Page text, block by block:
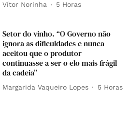
Vítor Norinha 5 Horas
Setor do vinho. “O Governo não
ignora as dificuldades e nunca
aceitou que o produtor
continuasse a ser o elo mais frágil
da cadeia”
Margarida Vaqueiro Lopes 5 Horas